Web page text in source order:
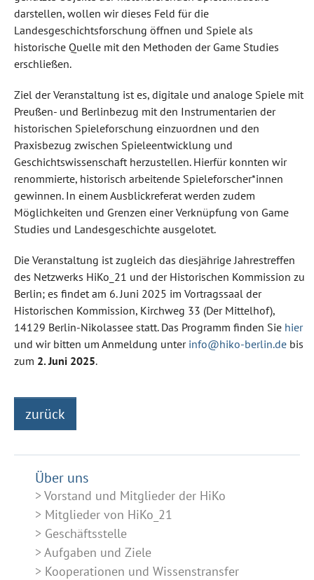
darstellen, wollen wir dieses Feld für die
Landesgeschichtsforschung öffnen und Spiele als
historische Quelle mit den Methoden der Game Studies
erschließen.
Ziel der Veranstaltung ist es, digitale und analoge Spiele mit
Preußen- und Berlinbezug mit den Instrumentarien der
historischen Spieleforschung einzuordnen und den
Praxisbezug zwischen Spieleentwicklung und
Geschichtswissenschaft herzustellen. Hierfür konnten wir
renommierte, historisch arbeitende Spieleforscher*innen
gewinnen. In einem Ausblickreferat werden zudem
Möglichkeiten und Grenzen einer Verknüpfung von Game
Studies und Landesgeschichte ausgelotet.
Die Veranstaltung ist zugleich das diesjährige Jahrestreffen
des Netzwerks HiKo_21 und der Historischen Kommission zu
Berlin; es findet am 6. Juni 2025 im Vortragssaal der
Historischen Kommission, Kirchweg 33 (Der Mittelhof),
14129 Berlin-Nikolassee statt. Das Programm finden Sie hier
und wir bitten um Anmeldung unter info@hiko-berlin.de bis
zum 2. Juni 2025.
zurück
Über uns
Vorstand und Mitglieder der HiKo
Mitglieder von HiKo_21
Geschäftsstelle
Aufgaben und Ziele
Kooperationen und Wissenstransfer